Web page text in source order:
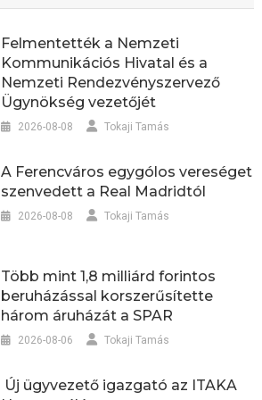
Felmentették a Nemzeti
Kommunikációs Hivatal és a
Nemzeti Rendezvényszervező
Ügynökség vezetőjét
2026-08-08 Tokaji Tamás
A Ferencváros egygólos vereséget
szenvedett a Real Madridtól
2026-08-08 Tokaji Tamás
Több mint 1,8 milliárd forintos
beruházással korszerűsítette
három áruházát a SPAR
2026-08-06 Tokaji Tamás
Új ügyvezető igazgató az ITAKA